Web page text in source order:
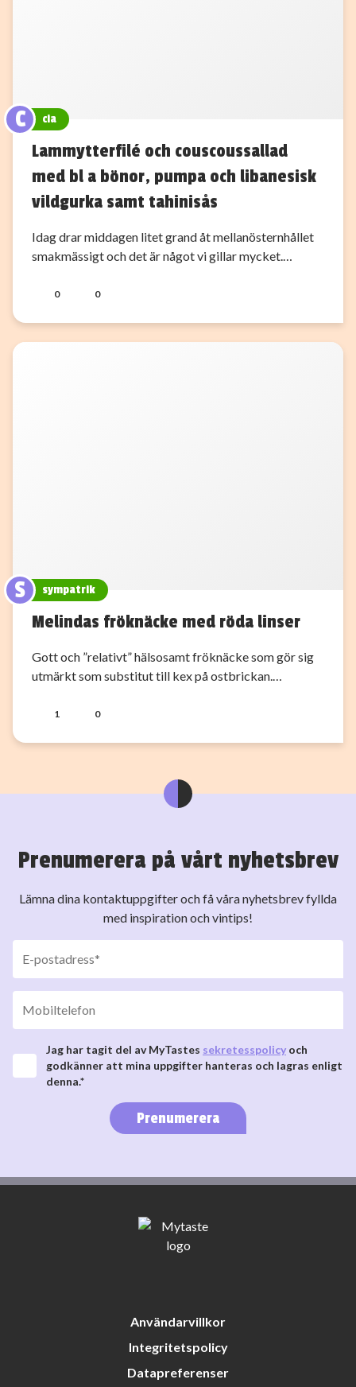
C cia
Lammytterfilé och couscoussallad
med bl a bönor, pumpa och libanesisk
vildgurka samt tahinisås
Idag drar middagen litet grand åt mellanösternhållet
smakmässigt och det är något vi gillar mycket.…
0 0
S sympatrik
Melindas fröknäcke med röda linser
Gott och ”relativt” hälsosamt fröknäcke som gör sig
utmärkt som substitut till kex på ostbrickan.…
1 0
Prenumerera på vårt nyhetsbrev
Lämna dina kontaktuppgifter och få våra nyhetsbrev fyllda
med inspiration och vintips!
Jag har tagit del av MyTastes sekretesspolicy och
godkänner att mina uppgifter hanteras och lagras enligt
denna.*
Prenumerera
Användarvillkor
Integritetspolicy
Datapreferenser